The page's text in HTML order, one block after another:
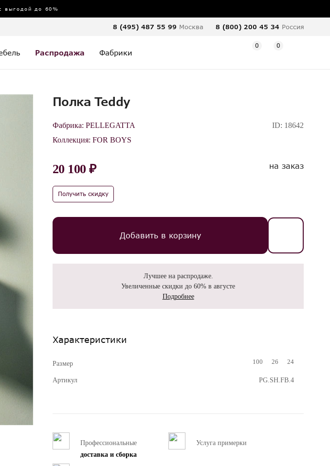
выгодой до 60%
8 (495) 487 55 99 Москва 8 (800) 200 45 34 Россия
Распродажа Фабрики
0 0
Полка Teddy
Фабрика: PELLEGATTA
Коллекция: FOR BOYS
ID: 18642
20 100 ₽
Получить скидку
на заказ
Добавить в корзину
Лучшее на распродаже.
Увеличенные скидки до 60% в августе
Подробнее
Характеристики
Размер 100 26 24
Артикул PG.SH.FB.4
Профессиональные
доставка и сборка
Услуга примерки